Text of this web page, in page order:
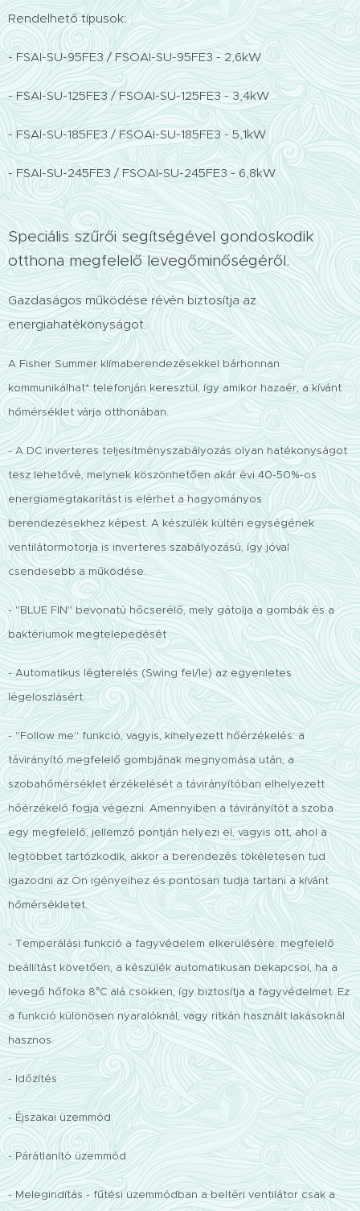
Rendelhető típusok:
- FSAI-SU-95FE3 / FSOAI-SU-95FE3 - 2,6kW
- FSAI-SU-125FE3 / FSOAI-SU-125FE3 - 3,4kW
- FSAI-SU-185FE3 / FSOAI-SU-185FE3 - 5,1kW
- FSAI-SU-245FE3 / FSOAI-SU-245FE3 - 6,8kW
Speciális szűrői segítségével gondoskodik
otthona megfelelő levegőminőségéről.
Gazdaságos működése révén biztosítja az
energiahatékonyságot.
A Fisher Summer klímaberendezésekkel bárhonnan
kommunikálhat* telefonján keresztül, így amikor hazaér, a kívánt
hőmérséklet várja otthonában.
- A DC inverteres teljesítményszabályozás olyan hatékonyságot
tesz lehetővé, melynek köszönhetően akár évi 40-50%-os
energiamegtakarítást is elérhet a hagyományos
berendezésekhez képest. A készülék kültéri egységének
ventilátormotorja is inverteres szabályozású, így jóval
csendesebb a működése.
- "BLUE FIN" bevonatú hőcserélő, mely gátolja a gombák és a
baktériumok megtelepedését
- Automatikus légterelés (Swing fel/le) az egyenletes
légeloszlásért.
- "Follow me" funkció, vagyis, kihelyezett hőérzékelés: a
távirányító megfelelő gombjának megnyomása után, a
szobahőmérséklet érzékelését a távirányítóban elhelyezett
hőérzékelő fogja végezni. Amennyiben a távirányítót a szoba
egy megfelelő, jellemző pontján helyezi el, vagyis ott, ahol a
legtöbbet tartózkodik, akkor a berendezés tökéletesen tud
igazodni az Ön igényeihez és pontosan tudja tartani a kívánt
hőmérsékletet.
- Temperálási funkció a fagyvédelem elkerülésére: megfelelő
beállítást követően, a készülék automatikusan bekapcsol, ha a
levegő hőfoka 8°C alá csökken, így biztosítja a fagyvédelmet. Ez
a funkció különösen nyaralóknál, vagy ritkán használt lakásoknál
hasznos.
- Időzítés
- Éjszakai üzemmód
- Párátlanító üzemmód
- Melegindítás - fűtési üzemmódban a beltéri ventilátor csak a